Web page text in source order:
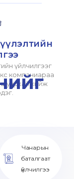
үйлчилгээг
компаниараа
хийж
Чанарын
баталгаат
үйлчилгээ